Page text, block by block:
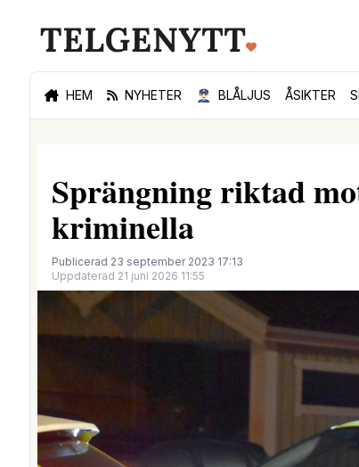
HEM NYHETER 👮🏻‍♂️ BLÅLJUS ÅSIKTER
Sprängning riktad
kriminella
Publicerad 23 september 2023 17:13
Uppdaterad 21 juni 2026 11:55